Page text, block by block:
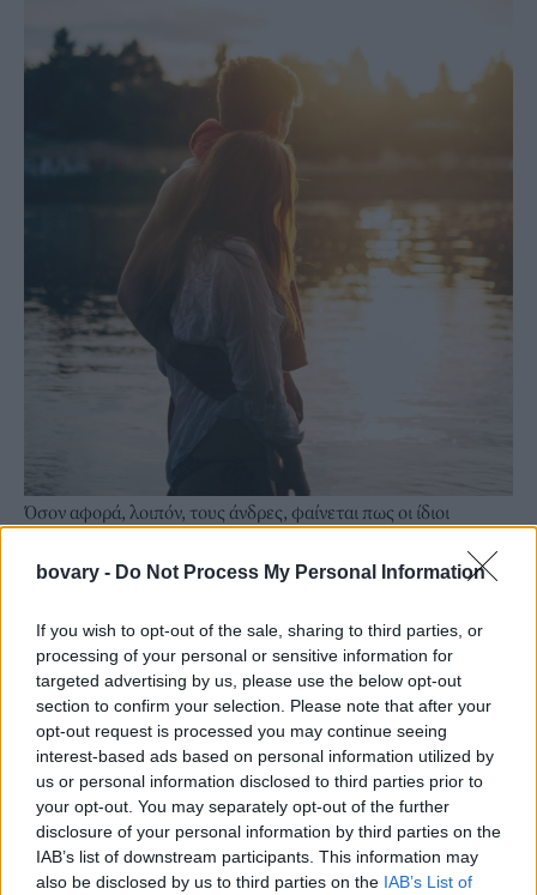
bovary - Do Not Process My Personal Information
If you wish to opt-out of the sale, sharing to third parties, or
processing of your personal or sensitive information for
targeted advertising by us, please use the below opt-out
section to confirm your selection. Please note that after your
opt-out request is processed you may continue seeing
interest-based ads based on personal information utilized by
us or personal information disclosed to third parties prior to
your opt-out. You may separately opt-out of the further
disclosure of your personal information by third parties on the
IAB’s list of downstream participants. This information may
also be disclosed by us to third parties on the IAB’s List of
Όσον αφορά, λοιπόν, τους άνδρες, φαίνεται πως οι ίδιοι
περιπτώσεις:
κάνει πρώτη την κίνηση στο (πρώτο) φιλί και το 93% πως
προτιμούν να παίρνει εκείνη την απόφαση για το πότε θα
κάνουν για πρώτη φορά σεξ.